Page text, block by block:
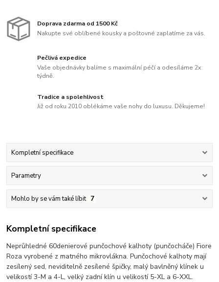
Doprava zdarma od 1500 Kč
Nakupte své oblíbené kousky a poštovné zaplatíme za vás.
Pečlivá expedice
Vaše objednávky balíme s maximální péčí a odesíláme 2x
týdně.
Tradice a spolehlivost
Již od roku 2010 oblékáme vaše nohy do luxusu. Děkujeme!
Kompletní specifikace
Parametry
Mohlo by se vám také líbit 7
Kompletní specifikace
Neprůhledné 60denierové punčochové kalhoty (punčocháče) Fiore
Roza vyrobené z matného mikrovlákna. Punčochové kalhoty mají
zesílený sed, neviditelně zesílené špičky, malý bavlněný klínek u
velikostí 3-M a 4-L, velký zadní klín u velikostí 5-XL a 6-XXL.